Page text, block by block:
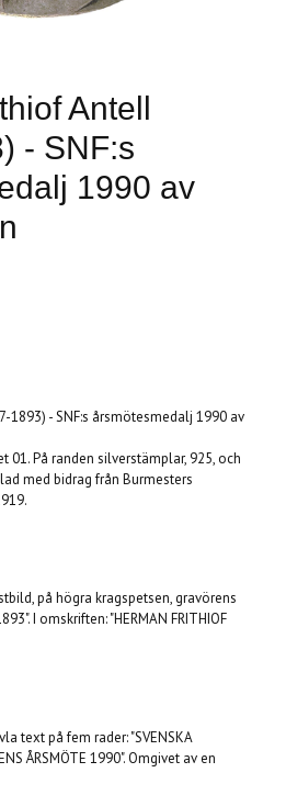
Antell
- SNF:s
1990 av
1893) - SNF:s årsmötesmedalj 1990 av
01. På randen silverstämplar, 925, och
med bidrag från Burmesters
på högra kragspetsen, gravörens
I omskriften: "HERMAN FRITHIOF
text på fem rader: "SVENSKA
ÅRSMÖTE 1990". Omgivet av en